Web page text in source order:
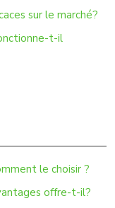
sur le marché?
t-il
le choisir ?
offre-t-il?